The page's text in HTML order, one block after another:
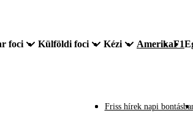
foci Külföldi foci Kézi AmerikaF1
Friss hírek napi